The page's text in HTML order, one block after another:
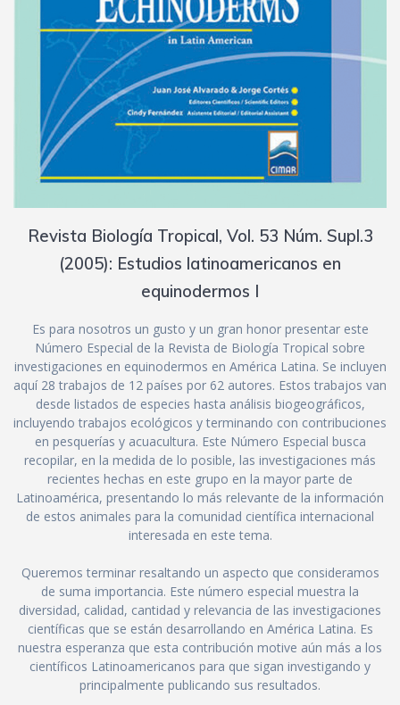
Revista Biología Tropical, Vol. 53 Núm. Supl.3
(2005): Estudios latinoamericanos en
equinodermos I
Es para nosotros un gusto y un gran honor presentar este
Número Especial de la Revista de Biología Tropical sobre
investigaciones en equinodermos en América Latina. Se incluyen
aquí 28 trabajos de 12 países por 62 autores. Estos trabajos van
desde listados de especies hasta análisis biogeográficos,
incluyendo trabajos ecológicos y terminando con contribuciones
en pesquerías y acuacultura. Este Número Especial busca
recopilar, en la medida de lo posible, las investigaciones más
recientes hechas en este grupo en la mayor parte de
Latinoamérica, presentando lo más relevante de la información
de estos animales para la comunidad científica internacional
interesada en este tema.
Queremos terminar resaltando un aspecto que consideramos
de suma importancia. Este número especial muestra la
diversidad, calidad, cantidad y relevancia de las investigaciones
científicas que se están desarrollando en América Latina. Es
nuestra esperanza que esta contribución motive aún más a los
científicos Latinoamericanos para que sigan investigando y
principalmente publicando sus resultados.